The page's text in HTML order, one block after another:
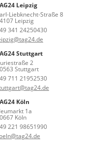
Leipzig
Liebknecht-Straße 8
Leipzig
341 24250430
Stuttgart
2
Stuttgart
711 21952530
Köln
1a
Köln
221 98651990